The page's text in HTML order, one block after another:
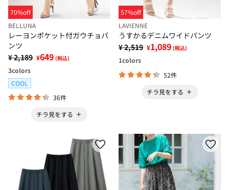
70%off
BELLUNA
レーヨンポケット付ガウチョパ
ンツ
¥ 2,189 ¥649 (税込)
3colors
COOL
36件
チラ見をする
57%off
LAVIENNE
うすかるデニムワイドパンツ
¥ 2,519 ¥1,089 (税込)
1colors
52件
チラ見をする